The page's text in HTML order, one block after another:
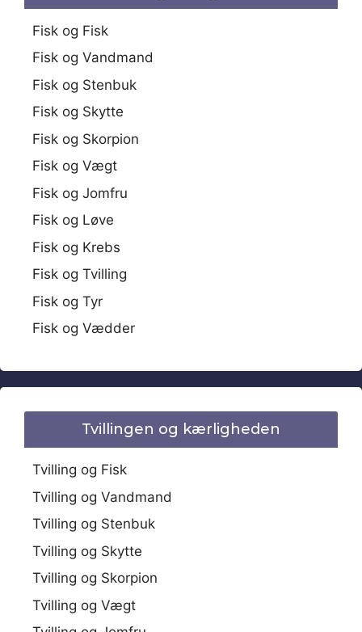
Fisk og Fisk
Fisk og Vandmand
Fisk og Stenbuk
Fisk og Skytte
Fisk og Skorpion
Fisk og Vægt
Fisk og Jomfru
Fisk og Løve
Fisk og Krebs
Fisk og Tvilling
Fisk og Tyr
Fisk og Vædder
Tvillingen og kærligheden
Tvilling og Fisk
Tvilling og Vandmand
Tvilling og Stenbuk
Tvilling og Skytte
Tvilling og Skorpion
Tvilling og Vægt